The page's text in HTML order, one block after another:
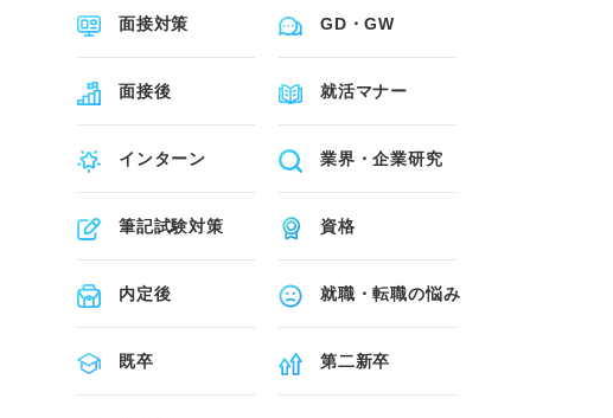
面接対策 GD・GW
面接後 就活マナー
インターン 業界・企業研究
筆記試験対策 資格
内定後 就職・転職の悩み
既卒 第二新卒